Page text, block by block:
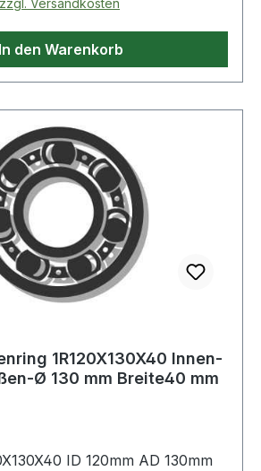
In den Warenkorb
1R120X130X40 Innen-
Ø 130 mm Breite40 mm
ID 120mm AD 130mm